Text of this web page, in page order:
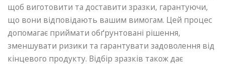
щоб виготовити та доставити зразки, гарантуючи,
що вони відповідають вашим вимогам. Цей процес
допомагає приймати обґрунтовані рішення,
зменшувати ризики та гарантувати задоволення від
кінцевого продукту. Відбір зразків також дає